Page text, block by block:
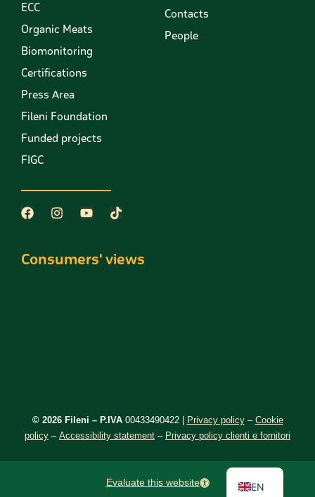
ECC
Organic Meats
Biomonitoring
Certifications
Press Area
Fileni Foundation
Funded projects
FIGC
Contacts
People
Consumers' views
©️ 2026 Fileni – P.IVA00433490422 | Privacy policy– Cookie
policy – Accessibility statement – Privacy policy clienti e fornitori
Evaluate this website EN
IT
DE